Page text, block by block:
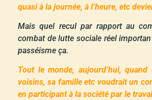
quasi à la journée, à l’heure, etc
Mais quel recul par rapport au
combat de lutte sociale réel
passéisme ça.
Tout le monde, aujourd’hui,
voisins, sa famille etc voudrait un
en participant à la société par le